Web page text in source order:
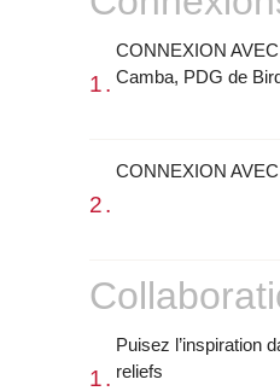
CONNEXION
Camba, PDG de
CONNEXION
Puisez l’inspiration
reliefs